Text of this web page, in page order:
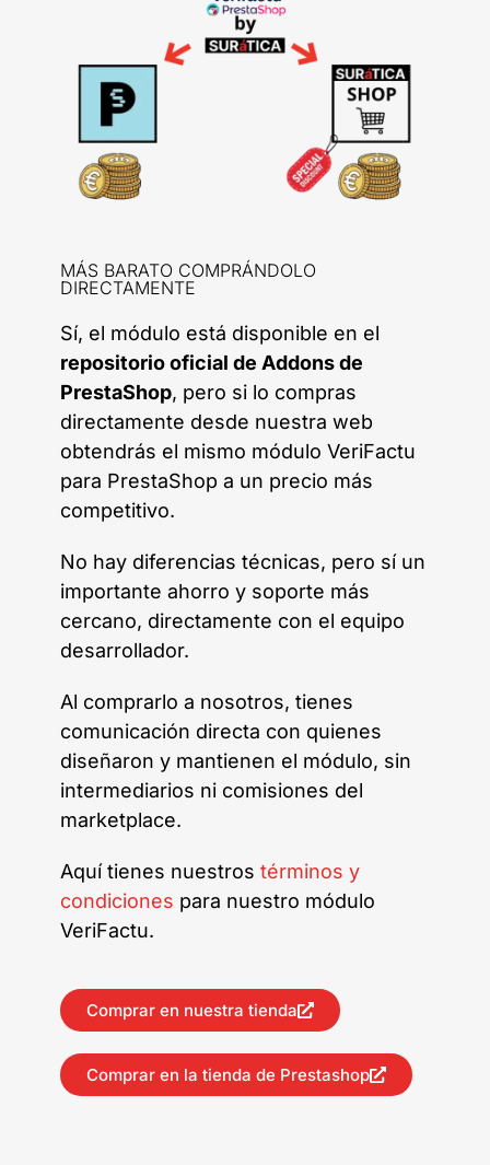
MÁS BARATO COMPRÁNDOLO
DIRECTAMENTE
Sí, el módulo está disponible en el
repositorio oficial de Addons de
PrestaShop, pero si lo compras
directamente desde nuestra web
obtendrás el mismo módulo VeriFactu
para PrestaShop a un precio más
competitivo.
No hay diferencias técnicas, pero sí un
importante ahorro y soporte más
cercano, directamente con el equipo
desarrollador.
Al comprarlo a nosotros, tienes
comunicación directa con quienes
diseñaron y mantienen el módulo, sin
intermediarios ni comisiones del
marketplace.
Aquí tienes nuestros términos y
condiciones para nuestro módulo
VeriFactu.
Comprar en nuestra tienda
Comprar en la tienda de Prestashop